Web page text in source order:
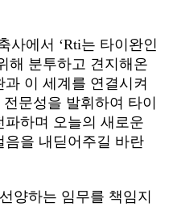
사에서 ‘Rti는 타이완인
해 분투하고 견지해온
이 세계를 연결시켜
문성을 발휘하여 타이
하며 오늘의 새로운
음을 내딛어주길 바란
양하는 임무를 책임지